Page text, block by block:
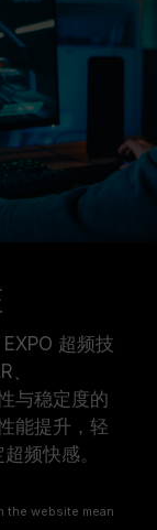
超频技
与稳定度的
能提升，轻
频快感。
the website mean